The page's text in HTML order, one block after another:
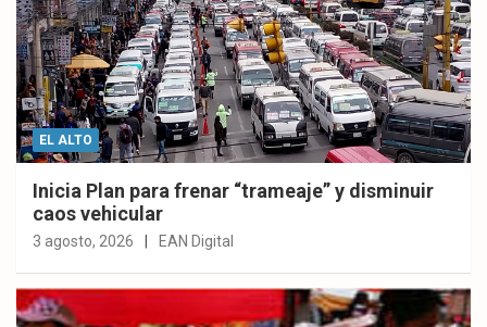
EL ALTO
Inicia Plan para frenar “trameaje” y disminuir
caos vehicular
3 agosto, 2026 EAN Digital